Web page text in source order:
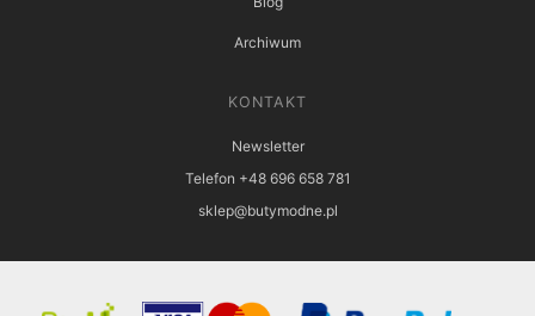
Archiwum
KONTAKT
Newsletter
Telefon +48 696 658 781
sklep@butymodne.pl